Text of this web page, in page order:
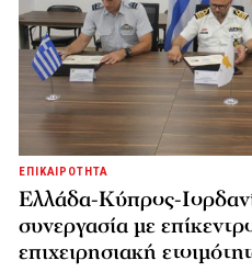
ΕΠΙΚΑΙΡΟΤΗΤΑ
Ελλάδα-Κύπρος-
συνεργασία με
επιχειρησιακή